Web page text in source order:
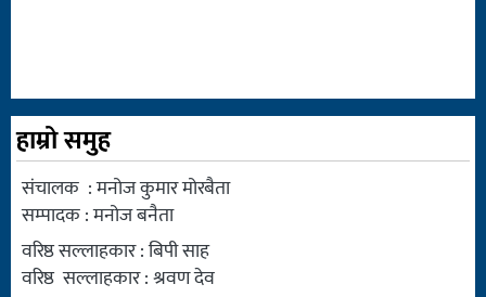
हाम्रो समुह
संचालक : मनोज कुमार मोरबैता
सम्पादक : मनोज बनैता
वरिष्ठ सल्लाहकार : बिपी साह
वरिष्ठ सल्लाहकार : श्रवण देव